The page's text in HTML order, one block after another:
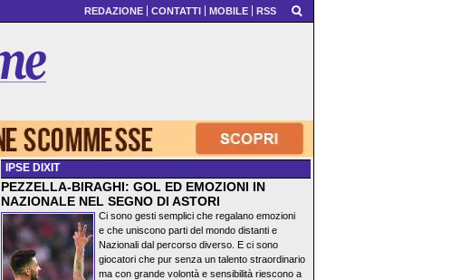
REDAZIONE CONTATTI MOBILE RSS
IPSE DIXIT
PEZZELLA-BIRAGHI: GOL ED EMOZIONI IN
NAZIONALE NEL SEGNO DI ASTORI
Ci sono gesti semplici che regalano emozioni
e che uniscono parti del mondo distanti e
Nazionali dal percorso diverso. E ci sono
giocatori che pur senza un talento straordinario
ma con grande volontà e sensibilità riescono a